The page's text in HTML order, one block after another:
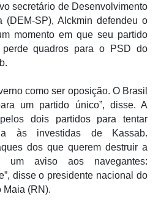
secretário de Desenvolvimento
(DEM-SP), Alckmin defendeu o
momento em que seu partido
quadros para o PSD do
como ser oposição. O Brasil
um partido único”, disse. A
dois partidos para tentar
às investidas de Kassab.
dos que querem destruir a
um aviso aos navegantes:
disse o presidente nacional do
Maia (RN).